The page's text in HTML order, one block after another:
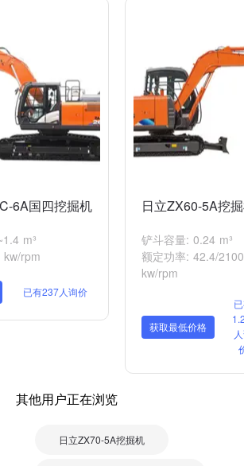
6A国四挖掘机
m³
rpm
已有237人询价
日立ZX60-5A挖
铲斗容量: 0.24 m³
额定功率: 42.4/2100
kw/rpm
获取最低价格
其他用户正在浏览
日立ZX70-5A挖掘机